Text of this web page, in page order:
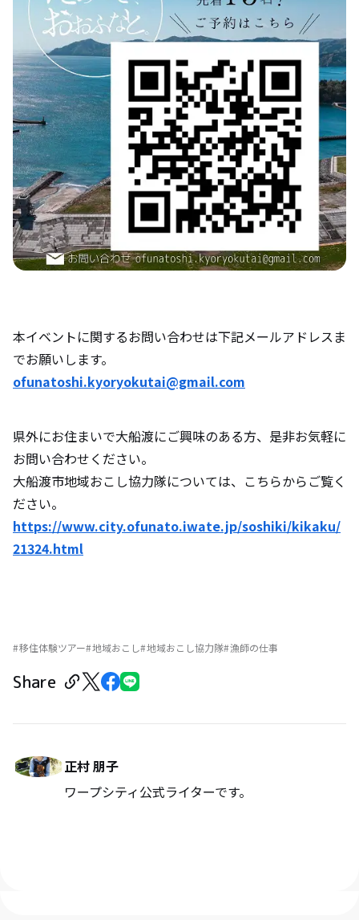
本イベントに関するお問い合わせは下記メールアドレスま
でお願いします。
ofunatoshi.kyoryokutai@gmail.com
県外にお住まいで大船渡にご興味のある方、是非お気軽に
お問い合わせください。
大船渡市地域おこし協力隊については、こちらからご覧く
ださい。
https://www.city.ofunato.iwate.jp/soshiki/kikaku/
21324.html
移住体験ツアー 地域おこし 地域おこし協力隊 漁師の仕事
Share
正村 朋子
ワープシティ公式ライターです。